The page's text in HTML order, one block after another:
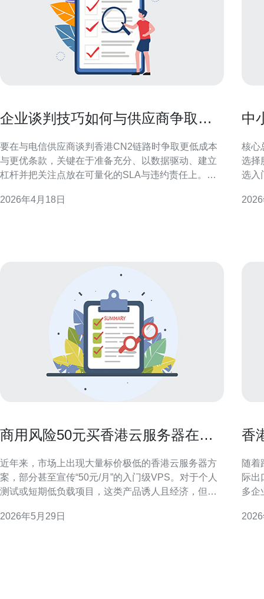
企业谈判技巧如何与供应商争取更
要在与电信供应商谈判香港CN2链路时争取更低成本
与更优条款，关键在于准备充分、以数据驱动、建立
杠杆并把关注点放在可量化的SLA与违约责任上。本
优化合同条款并落地监控，帮助采购与网络团队在保
2026年4月18日
中
核心
选择
选入
多在
商用风险50元买香港云服务器在稳
近年来，市场上出现大量标价极低的香港云服务器方
案，部分甚至宣传“50元/月”的入门级VPS。对于个人
测试或短期低负载项目，这类产品诱人且经济，但把
风险。 首先是稳定性问题。低价主机往往存在资源超
2026年5月29日
香
随着
际出
多企
类型